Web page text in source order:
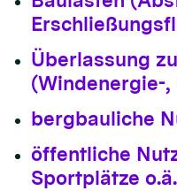
Überlassung
(Windenergie-
bergbauliche
öffentliche
Sportplätze